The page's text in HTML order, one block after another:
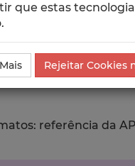
Exportar
referência da
que estas
Rejeitar Cookies